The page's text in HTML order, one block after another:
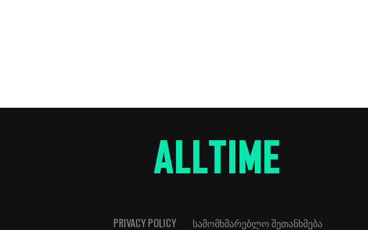
PRIVACY POLICY ᲡᲐᲛᲝᲛᲮᲛᲐᲠᲔᲑᲚᲝ ᲨᲔᲗᲐᲜᲮᲛᲔᲑᲐ